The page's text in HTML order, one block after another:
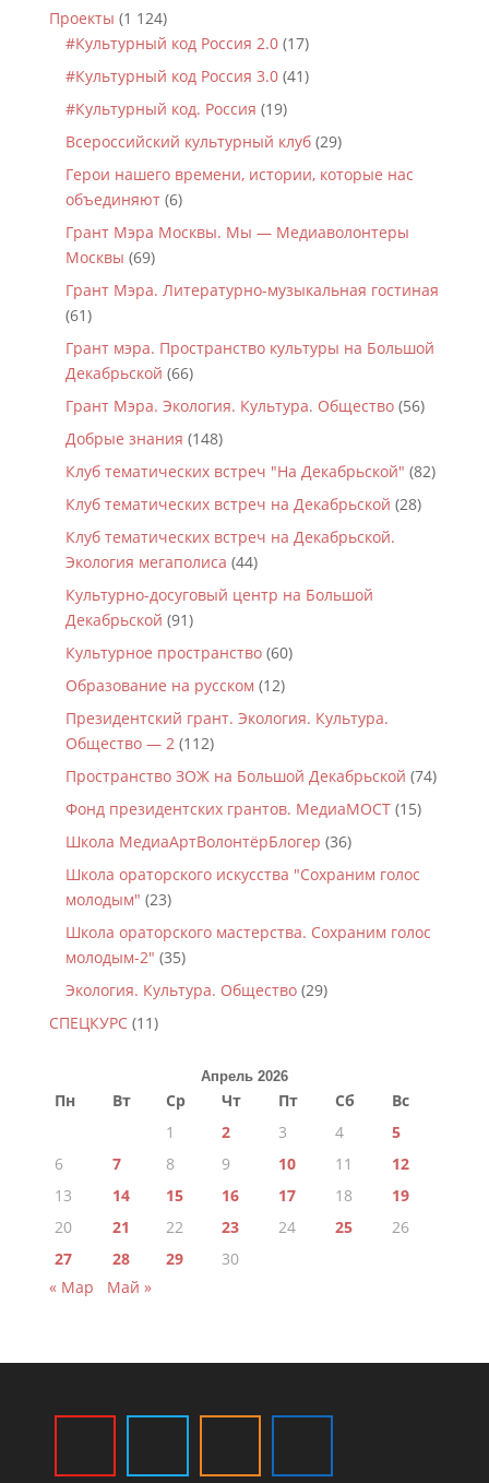
Проекты (1 124)
#Культурный код Россия 2.0(17)
#Культурный код Россия 3.0(41)
#Культурный код. Россия (19)
Всероссийский культурный клуб(29)
Герои нашего времени, истории, которые нас
объединяют(6)
Грант Мэра Москвы. Мы — Медиаволонтеры
Москвы (69)
Грант Мэра. Литературно-музыкальная гостиная
(61)
Грант мэра. Пространство культуры на Большой
Декабрьской (66)
Грант Мэра. Экология. Культура. Общество(56)
Добрые знания (148)
Клуб тематических встреч "На Декабрьской" (82)
Клуб тематических встреч на Декабрьской (28)
Клуб тематических встреч на Декабрьской.
Экология мегаполиса (44)
Культурно-досуговый центр на Большой
Декабрьской (91)
Культурное пространство(60)
Образование на русском (12)
Президентский грант. Экология. Культура.
Общество — 2(112)
Пространство ЗОЖ на Большой Декабрьской (74)
Фонд президентских грантов. МедиаМОСТ(15)
Школа МедиаАртВолонтёрБлогер (36)
Школа ораторского искусства "Сохраним голос
молодым" (23)
Школа ораторского мастерства. Сохраним голос
молодым-2" (35)
Экология. Культура. Общество(29)
СПЕЦКУРС(11)
Апрель 2026
Пн Вт Ср Чт Пт Сб
Вс
1
2 3 4
5
6
7 8 9 10 11
12
13
14 15 16 17 18
19
20
21 22 23 24 25
26
27
28 29
30
« Мар
Май »